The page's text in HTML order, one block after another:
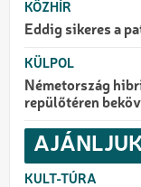
KÖZHÍR
Eddig sikeres a
KÜLPOL
Németország
repülőtéren
KULT-TÚRA